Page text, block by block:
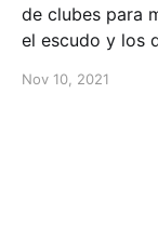
de clubes para
el escudo y los
espalda, escudo
Nov 10, 2021